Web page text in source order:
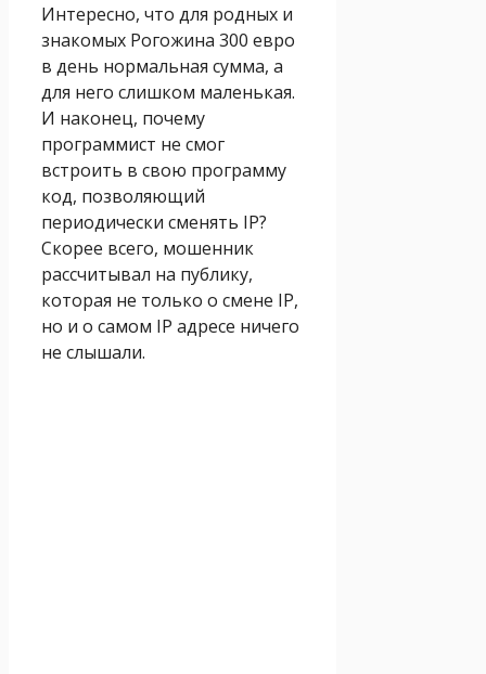
Интересно, что для родных и
знакомых Рогожина 300 евро
в день нормальная сумма, а
для него слишком маленькая.
И наконец, почему
программист не смог
встроить в свою программу
код, позволяющий
периодически сменять IP?
Скорее всего, мошенник
рассчитывал на публику,
которая не только о смене IP,
но и о самом IP адресе ничего
не слышали.